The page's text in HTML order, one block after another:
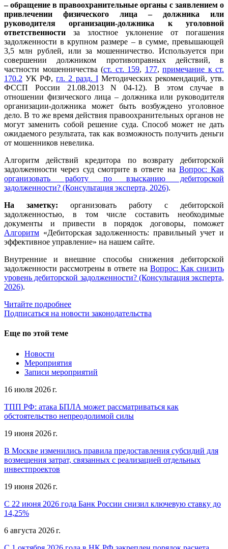
– обращение в правоохранительные органы с заявлением о
привлечении физического лица – должника или
руководителя организации-должника к уголовной
ответственности за злостное уклонение от погашения
задолженности в крупном размере – в сумме, превышающей
3,5 млн рублей, или за мошенничество. Используется при
совершении должником противоправных действий, в
частности мошенничества (ст. ст. 159, 177, примечание к ст.
170.2 УК РФ,гл. 2 разд. IМетодических рекомендаций, утв.
ФССП России 21.08.2013 N 04-12). В этом случае в
отношении физического лица – должника или руководителя
организации-должника может быть возбуждено уголовное
дело. В то же время действия правоохранительных органов не
могут заменить собой решение суда. Способ может не дать
ожидаемого результата, так как возможность получить деньги
от мошенников невелика.
Алгоритм действий кредитора по возврату дебиторской
задолженности через суд смотрите в ответе на Вопрос: Как
организовать работу по взысканию дебиторской
задолженности? (Консультация эксперта, 2026).
На заметку: организовать работу с дебиторской
задолженностью, в том числе составить необходимые
документы и привести в порядок договоры, поможет
Алгоритм «Дебиторская задолженность: правильный учет и
эффективное управление» на нашем сайте.
Внутренние и внешние способы снижения дебиторской
задолженности рассмотрены в ответе на Вопрос: Как снизить
уровень дебиторской задолженности? (Консультация эксперта,
2026).
Читайте подробнее
Подписаться на новости законодательства
Еще по этой теме
Новости
Мероприятия
Записи мероприятий
16 июля 2026 г.
ТПП РФ: атака БПЛА может рассматриваться как
обстоятельство непреодолимой силы
19 июня 2026 г.
В Москве изменились правила предоставления субсидий для
возмещения затрат, связанных с реализацией отдельных
инвестпроектов
19 июня 2026 г.
С 22 июня 2026 года Банк России снизил ключевую ставку до
14,25%
6 августа 2026 г.